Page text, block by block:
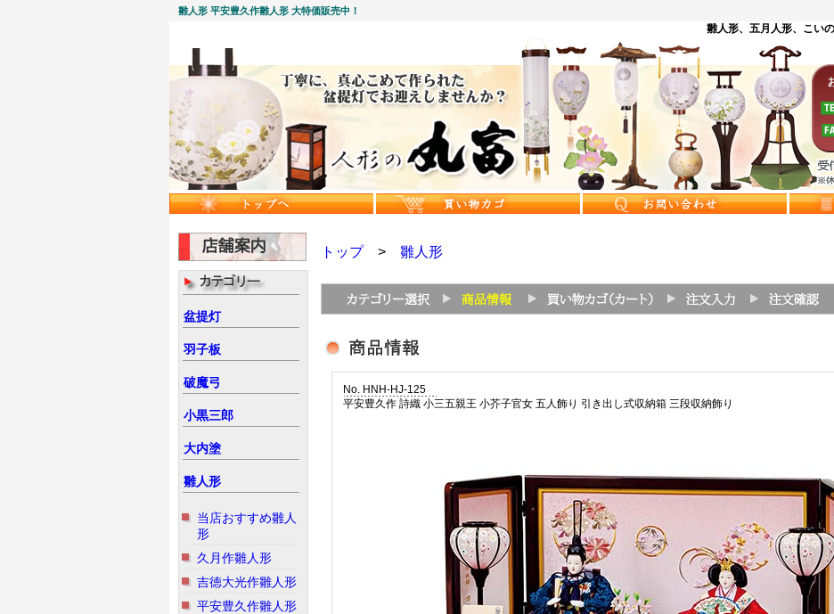
雛人形 平安豊久作雛人形 大特価販売中！
雛人形、五月人形、こい
盆提灯
羽子板
破魔弓
小黒三郎
大内塗
雛人形
当店おすすめ雛人
形
久月作雛人形
吉徳大光作雛人形
平安豊久作雛人形
トップ> 雛人形
No. HNH-HJ-125
平安豊久作 詩織 小三五親王 小芥子官女 五人飾り 引き出し式収納箱 三段収納飾り